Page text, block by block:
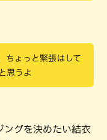
ちょっと緊張はして
思うよ
ングを決めたい結衣